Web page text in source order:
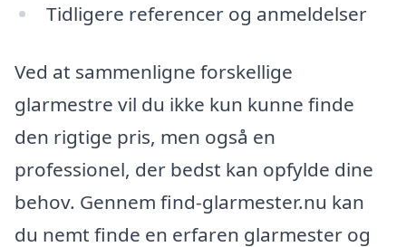
Tidligere referencer og anmeldelser
Ved at sammenligne forskellige
glarmestre vil du ikke kun kunne finde
den rigtige pris, men også en
professionel, der bedst kan opfylde dine
behov. Gennem find-glarmester.nu kan
du nemt finde en erfaren glarmester og